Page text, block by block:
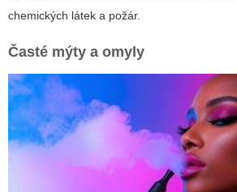
chemických látek a požár.
Časté mýty a omyly